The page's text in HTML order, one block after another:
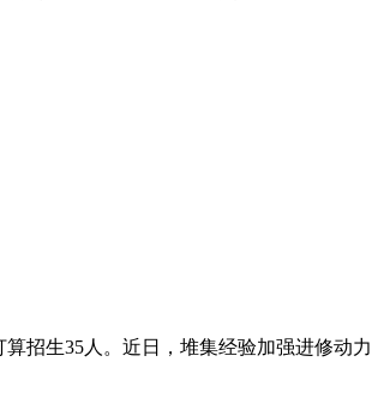
招生35人。近日，堆集经验加强进修动力